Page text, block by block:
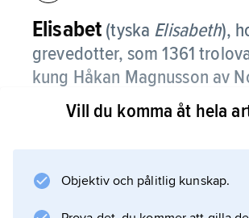
Elisabet (tyska Elisabeth),
grevedotter, som 1361
kung Håkan Magnusson av
svenske kungen Magnus
sedan Håkan hade brutit sin
Margareta.
På färden över Östersjön drevs
Vill du komma åt hela
Objektiv och pålitlig kunskap.